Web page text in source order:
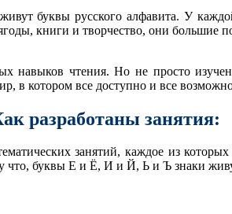
буквы русского алфавита. У
книги и творчество, они большие
навыков чтения. Но не просто
в котором все доступно и все
разработаны занятия:
занятий, каждое из
что, буквы Е и Ё, И и Й, Ь и Ъ знаки